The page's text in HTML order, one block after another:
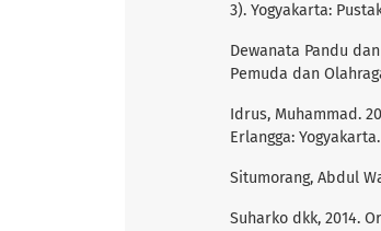
3). Yogyakarta:
Dewanata Pandu
Pemuda dan
Idrus, Muhammad.
Erlangga: Yogyakarta.
Situmorang, Abdul
Suharko dkk, 2014.